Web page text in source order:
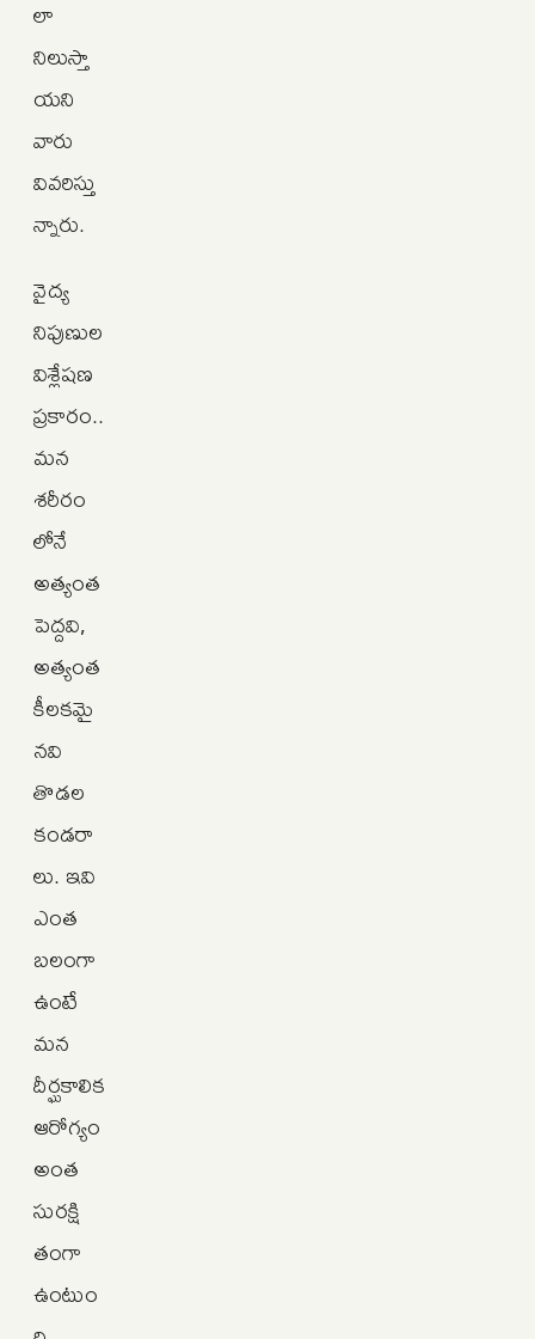
లా
నిలుస్తా
యని
వారు
వివరిస్తు
న్నారు.
వైద్య
నిపుణుల
విశ్లేషణ
ప్రకారం..
మన
శరీరం
లోనే
అత్యంత
పెద్దవి,
అత్యంత
కీలకమై
నవి
తొడల
కండరా
లు. ఇవి
ఎంత
బలంగా
ఉంటే
మన
దీర్ఘకాలిక
ఆరోగ్యం
అంత
సురక్షి
తంగా
ఉంటుం